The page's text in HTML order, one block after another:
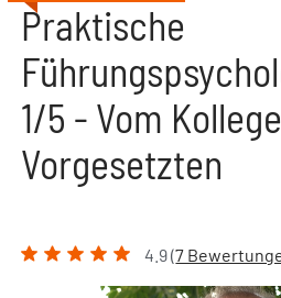
Praktische
1/5 - Vom
Vorgesetzten
4.9 (7